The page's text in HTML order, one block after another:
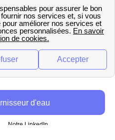
Services eau Strasbourg
💧 Comparer les fournisseurs
d’eau
Notre LinkedIn
d'eau